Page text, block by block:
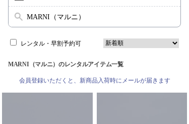
MARNI（マルニ）
レンタル・早割予約可
MARNI（マルニ）のレンタルアイテム一覧
会員登録いただくと、新商品入荷時にメールが届きます